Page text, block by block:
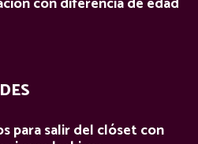
para salir del clóset con